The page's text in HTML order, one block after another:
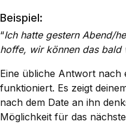
Beispiel:
“Ich hatte gestern Abend/
hoffe, wir können das bald
Eine übliche Antwort nach
funktioniert. Es zeigt
nach dem Date an ihn
Möglichkeit für das